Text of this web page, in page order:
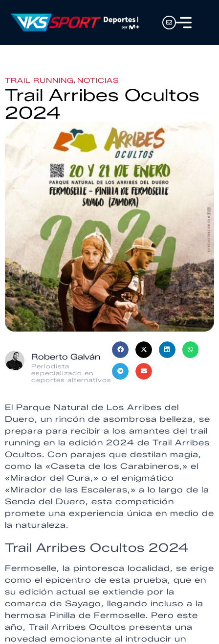
TRAIL RUNNING, NOTICIAS
Trail Arribes Ocultos
2024
Roberto Galván
Periodista
especializado en
deportes alternativos
El Parque Natural de Los Arribes del
Duero, un rincón de asombrosa belleza, se
prepara para recibir a los amantes del trail
running en la edición 2024 de Trail Arribes
Ocultos. Con parajes que destilan magia,
como la «Caseta de los Carabineros,» el
«Mirador del Cura,» o el enigmático
«Mirador de las Escaleras,» a lo largo de la
Senda del Duero, esta competición
promete una experiencia única en medio de
la naturaleza.
Trail Arribes Ocultos 2024
Fermoselle, la pintoresca localidad, se erige
como el epicentro de esta prueba, que en
su edición actual se extiende por la
comarca de Sayago, llegando incluso a la
hermosa Pinilla de Fermoselle. Pero este
año, Trail Arribes Ocultos presenta una
novedad emocionante al introducir un